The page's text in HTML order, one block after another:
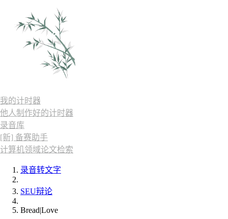
我的计时器
他人制作好的计时器
录音库
[新] 备赛助手
计算机领域论文检索
录音转文字
SEU辩论
Bread|Love